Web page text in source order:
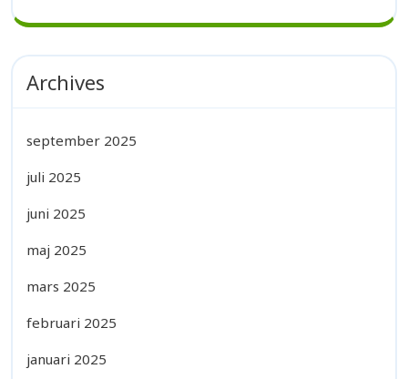
Archives
september 2025
juli 2025
juni 2025
maj 2025
mars 2025
februari 2025
januari 2025